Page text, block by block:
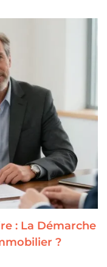
: La Démarche
?